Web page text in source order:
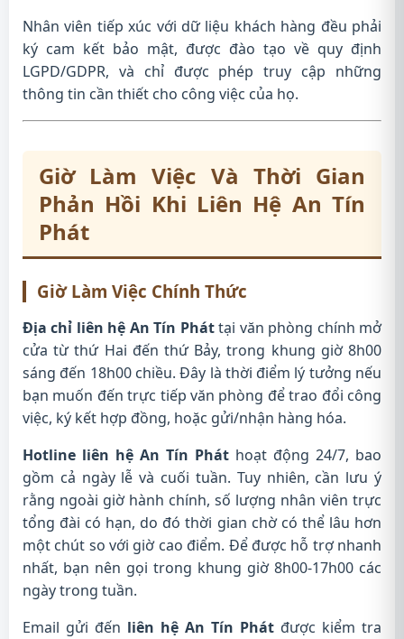
Nhân viên tiếp xúc với dữ liệu khách hàng đều phải
ký cam kết bảo mật, được đào tạo về quy định
LGPD/GDPR, và chỉ được phép truy cập những
thông tin cần thiết cho công việc của họ.
Giờ Làm Việc Và Thời Gian
Phản Hồi Khi Liên Hệ An Tín
Phát
Giờ Làm Việc Chính Thức
Địa chỉ liên hệ An Tín Pháttại văn phòng chính mở
cửa từ thứ Hai đến thứ Bảy, trong khung giờ 8h00
sáng đến 18h00 chiều. Đây là thời điểm lý tưởng nếu
bạn muốn đến trực tiếp văn phòng để trao đổi công
việc, ký kết hợp đồng, hoặc gửi/nhận hàng hóa.
Hotline liên hệ An Tín Phát hoạt động 24/7, bao
gồm cả ngày lễ và cuối tuần. Tuy nhiên, cần lưu ý
rằng ngoài giờ hành chính, số lượng nhân viên trực
tổng đài có hạn, do đó thời gian chờ có thể lâu hơn
một chút so với giờ cao điểm. Để được hỗ trợ nhanh
nhất, bạn nên gọi trong khung giờ 8h00-17h00 các
ngày trong tuần.
Email gửi đến liên hệ An Tín Phát được kiểm tra